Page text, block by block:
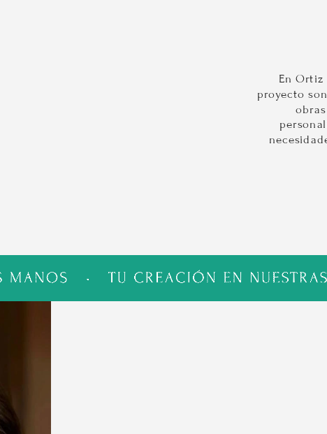
En Ortiz
proyecto